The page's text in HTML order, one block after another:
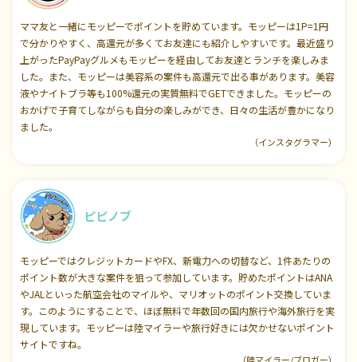
ママ友と一緒にモッピーでポイントを貯めています。モッピーは1P=1円
で分かりやすく、高還元が多くてお友達にも紹介しやすいです。最近盛り
上がったPayPayグルメもモッピーを経由してお友達とランチを楽しみま
した。また、モッピーは美容系の案件も高還元で出る事があります。美容
液やナイトブラ等も100%還元の実質無料でGETできました。モッピーの
おかげで子育てしながらも自分の楽しみができ、日々の生活が豊かになり
ました。
（インスタグラマー）
ピピノブ
モッピーではクレジットカードやFX、新電力への切替など、1件あたりの
ポイント数が大きな案件を狙って参加しています。貯めたポイントはANA
やJALといった航空会社のマイルや、マリオットのポイント交換していま
す。このようにすることで、ほぼ無料で年数回の国内旅行や海外旅行を実
現しています。モッピーは陸マイラーや旅行好きには欠かせないポイント
サイトですね。